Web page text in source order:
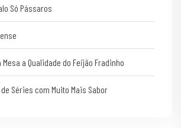
Só Pássaros
Mesa a Qualidade do Feijão Fradinho
Séries com Muito Mais Sabor